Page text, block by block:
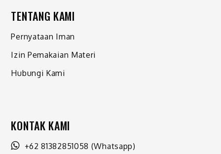
TENTANG KAMI
Pernyataan Iman
Izin Pemakaian Materi
Hubungi Kami
KONTAK KAMI
+62 81382851058 (Whatsapp)